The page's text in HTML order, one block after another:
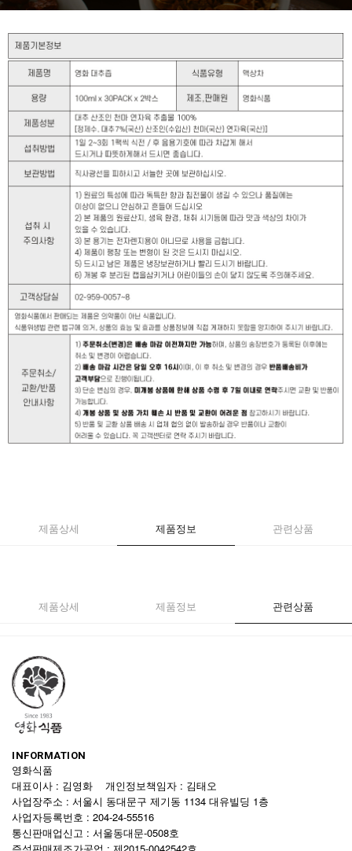
제품상세 제품정보 관련상품
제품상세 제품정보 관련상품
INFORMATION
영화식품
대표이사 : 김영화 개인정보책임자 : 김태오
사업장주소 : 서울시 동대문구 제기동 1134 대유빌딩 1층
사업자등록번호 : 204-24-55516
통신판매업신고 : 서울동대문-0508호
즉석판매제조가공업 : 제2015-0042542호